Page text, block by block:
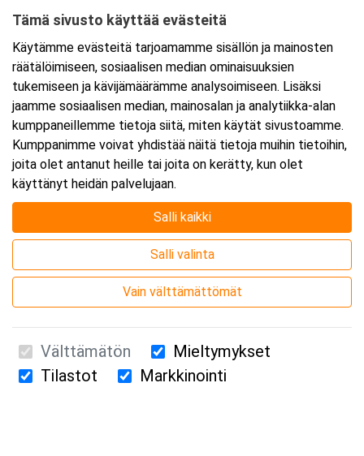
Tarkempi kartta ja ajo-ohjeet
Suomen Ensiapukoulutus Oy / Valimotie 21 / 00380 Helsinki
Tämä sivusto käyttää evästeitä
Käytämme evästeitä tarjoamamme sisällön ja mainosten
räätälöimiseen, sosiaalisen median ominaisuuksien
tukemiseen ja kävijämäärämme analysoimiseen. Lisäksi
jaamme sosiaalisen median, mainosalan ja analytiikka-alan
kumppaneillemme tietoja siitä, miten käytät sivustoamme.
Kumppanimme voivat yhdistää näitä tietoja muihin tietoihin,
joita olet antanut heille tai joita on kerätty, kun olet
käyttänyt heidän palvelujaan.
Salli kaikki
Salli valinta
Vain välttämättömät
Välttämätön
Mieltymykset
Tilastot
Markkinointi